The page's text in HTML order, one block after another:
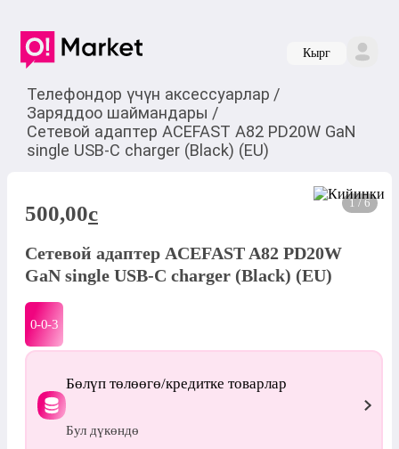
Кырг
Телефондор үчүн аксессуарлар /
Заряддоо шаймандары /
Сетевой адаптер ACEFAST A82 PD20W GaN
single USB-C charger (Black) (EU)
1 / 6
500,00c
Сетевой адаптер ACEFAST A82 PD20W
GaN single USB-C charger (Black) (EU)
0-0-3
Бөлүп төлөөгө/кредитке товарлар
Бул дүкөндө